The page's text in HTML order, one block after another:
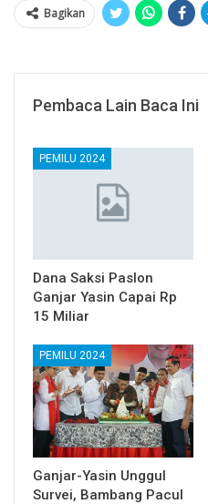
Bagikan
Pembaca Lain Baca Ini
PEMILU 2024
Dana Saksi Paslon
Ganjar Yasin Capai Rp
15 Miliar
PEMILU 2024
Ganjar-Yasin Unggul
Survei, Bambang Pacul